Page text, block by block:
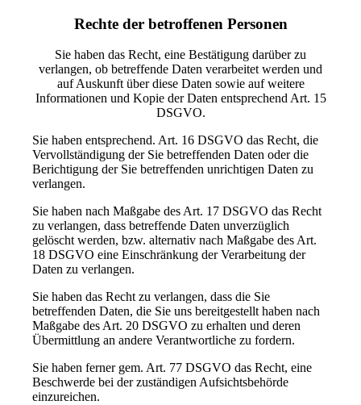
Rechte der betroffenen Personen
Sie haben das Recht, eine Bestätigung darüber zu
verlangen, ob betreffende Daten verarbeitet werden und
auf Auskunft über diese Daten sowie auf weitere
Informationen und Kopie der Daten entsprechend Art. 15
DSGVO.
Sie haben entsprechend. Art. 16 DSGVO das Recht, die
Vervollständigung der Sie betreffenden Daten oder die
Berichtigung der Sie betreffenden unrichtigen Daten zu
verlangen.
Sie haben nach Maßgabe des Art. 17 DSGVO das Recht
zu verlangen, dass betreffende Daten unverzüglich
gelöscht werden, bzw. alternativ nach Maßgabe des Art.
18 DSGVO eine Einschränkung der Verarbeitung der
Daten zu verlangen.
Sie haben das Recht zu verlangen, dass die Sie
betreffenden Daten, die Sie uns bereitgestellt haben nach
Maßgabe des Art. 20 DSGVO zu erhalten und deren
Übermittlung an andere Verantwortliche zu fordern.
Sie haben ferner gem. Art. 77 DSGVO das Recht, eine
Beschwerde bei der zuständigen Aufsichtsbehörde
einzureichen.